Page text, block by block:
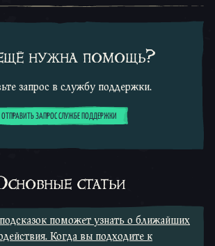
нужна помощь?
запрос в службу поддержки.
ОТПРАВИТЬ ЗАПРОС СЛУЖБЕ ПОДДЕРЖКИ
статьи
поможет узнать о ближайших
Когда вы подходите к